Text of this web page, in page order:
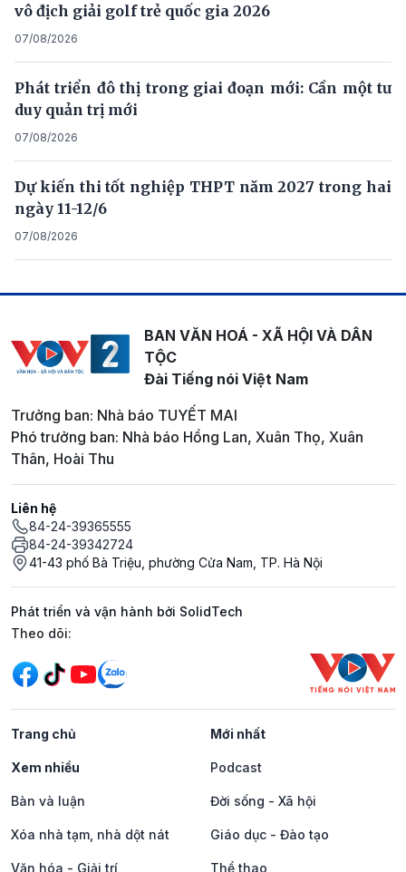
vô địch giải golf trẻ quốc gia 2026
07/08/2026
Phát triển đô thị trong giai đoạn mới: Cần một tư
duy quản trị mới
07/08/2026
Dự kiến thi tốt nghiệp THPT năm 2027 trong hai
ngày 11-12/6
07/08/2026
BAN VĂN HOÁ - XÃ HỘI VÀ DÂN
TỘC
Đài Tiếng nói Việt Nam
Trưởng ban: Nhà báo TUYẾT MAI
Phó trưởng ban: Nhà báo Hồng Lan, Xuân Thọ, Xuân
Thân, Hoài Thu
Liên hệ
84-24-39365555
84-24-39342724
41-43 phố Bà Triệu, phường Cửa Nam, TP. Hà Nội
Phát triển và vận hành bởi SolidTech
Mạng xã hội
Theo dõi:
Trang chủ Mới nhất
Xem nhiều Podcast
Bàn và luận Đời sống - Xã hội
Xóa nhà tạm, nhà dột nát Giáo dục - Đào tạo
Văn hóa - Giải trí Thể thao